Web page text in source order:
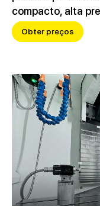
compacto, alta
Obter preços